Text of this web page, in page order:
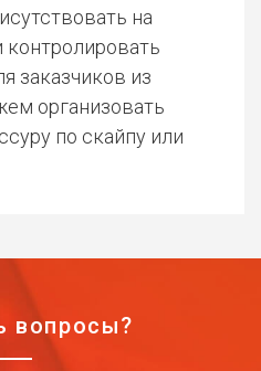
на
контролировать
заказчиков из
организовать
по скайпу или
вопросы?